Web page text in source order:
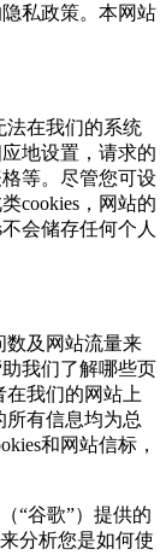
私政策。本网站
法在我们的系统
地设置，请求的
等。尽管您可设
cookies，网站的
会储存任何个人
数及网站流量来
我们了解哪些页
我们的网站上
所有信息均为总
和网站信标，
“谷歌”）提供的
分析您是如何使